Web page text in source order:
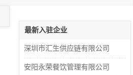
最新入驻企业
深圳市汇生供应链有限公司
安阳永荣餐饮管理有限公司